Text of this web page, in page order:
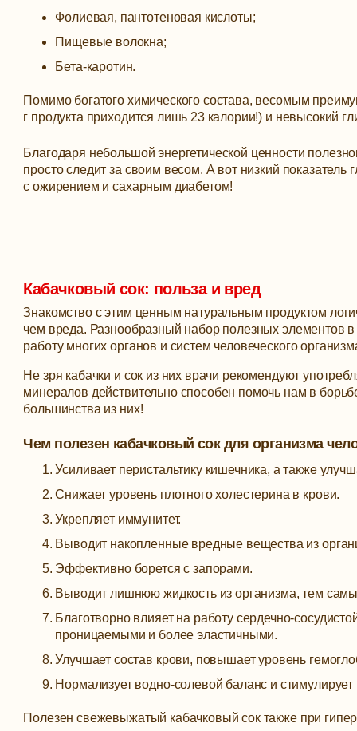
Фолиевая, пантотеновая кислоты;
Пищевые волокна;
Бета-каротин.
Помимо богатого химического состава, весомым
г продукта приходится лишь 23 калории!) и невысокий
Благодаря небольшой энергетической ценности
просто следит за своим весом. А вот низкий показатель
с ожирением и сахарным диабетом!
Кабачковый сок: польза и вред
Знакомство с этим ценным натуральным продуктом
чем вреда. Разнообразный набор полезных элементов
работу многих органов и систем человеческого
Не зря кабачки и сок из них врачи рекомендуют
минералов действительно способен помочь нам в
большинства из них!
Чем полезен кабачковый сок для организма
Усиливает перистальтику кишечника, а также
Снижает уровень плотного холестерина в крови.
Укрепляет иммунитет.
Выводит накопленные вредные вещества из
Эффективно борется с запорами.
Выводит лишнюю жидкость из организма, тем
Благотворно влияет на работу сердечно-
проницаемыми и более эластичными.
Улучшает состав крови, повышает уровень
Нормализует водно-солевой баланс и стимулирует
Полезен свежевыжатый кабачковый сок также при